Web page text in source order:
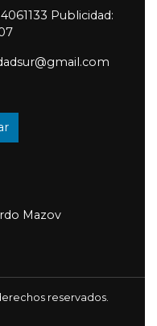
Publicidad:
Mazov
reservados.